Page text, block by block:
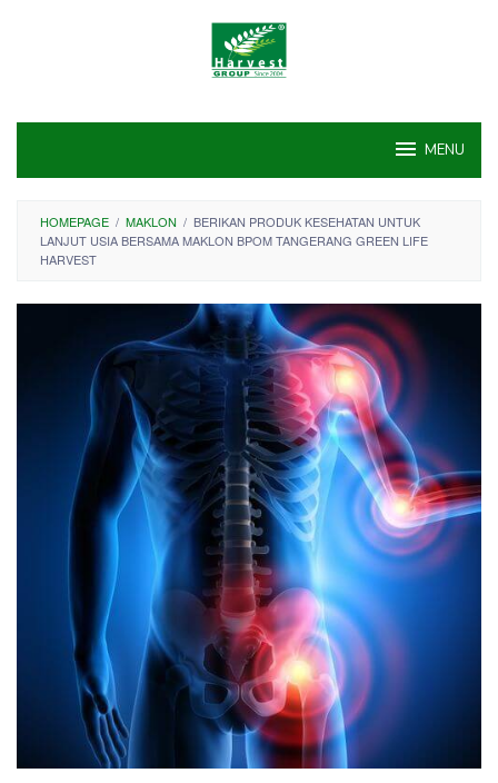
MENU
HOMEPAGE / MAKLON / BERIKAN PRODUK KESEHATAN UNTUK
LANJUT USIA BERSAMA MAKLON BPOM TANGERANG GREEN LIFE
HARVEST